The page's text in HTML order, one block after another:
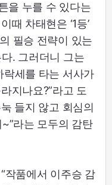
을 누를 수 있다는
때 차태현은 ‘1등’
필승 전략이 있는
. 그러더니 그는
락세를 타는 서사가
지나요?”라고 도
들지 않고 회심의
라는 모두의 감탄
작품에서 이주승 감